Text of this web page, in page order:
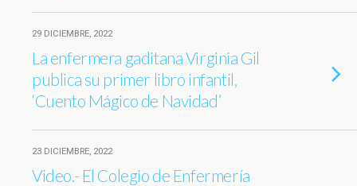
29 DICIEMBRE, 2022
La enfermera gaditana Virginia Gil
publica su primer libro infantil,
‘Cuento Mágico de Navidad’
23 DICIEMBRE, 2022
Video.- El Colegio de Enfermería